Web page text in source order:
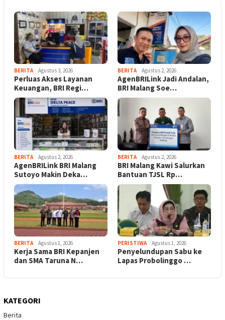
BERITA Agustus 3, 2026
Perluas Akses Layanan
Keuangan, BRI Regi…
BERITA Agustus 2, 2026
AgenBRILink Jadi Andalan,
BRI Malang Soe…
BERITA Agustus 2, 2026
AgenBRILink BRI Malang
Sutoyo Makin Deka…
BERITA Agustus 2, 2026
BRI Malang Kawi Salurkan
Bantuan TJSL Rp…
BERITA Agustus 1, 2026
Kerja Sama BRI Kepanjen
dan SMA Taruna N…
PERISTIWA Agustus 1, 2026
Penyelundupan Sabu ke
Lapas Probolinggo …
KATEGORI
Berita